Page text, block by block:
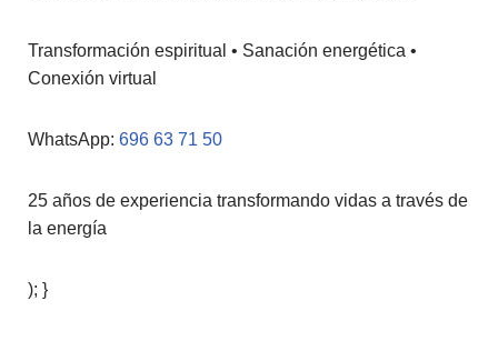
Transformación espiritual • Sanación energética •
Conexión virtual
WhatsApp: 696 63 71 50
25 años de experiencia transformando vidas a través de
la energía
); }